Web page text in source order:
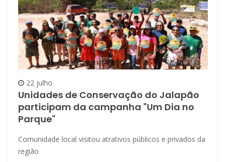
22 julho
Unidades de Conservação do Jalapão
participam da campanha "Um Dia no
Parque"
Comunidade local visitou atrativos públicos e privados da
região